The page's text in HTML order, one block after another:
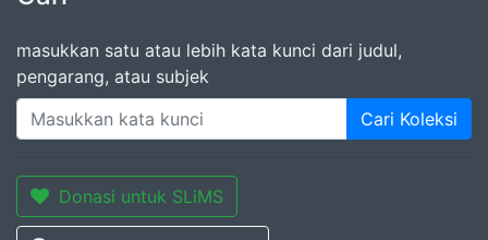
masukkan satu atau lebih kata kunci dari judul,
pengarang, atau subjek
Cari Koleksi
Donasi untuk SLiMS